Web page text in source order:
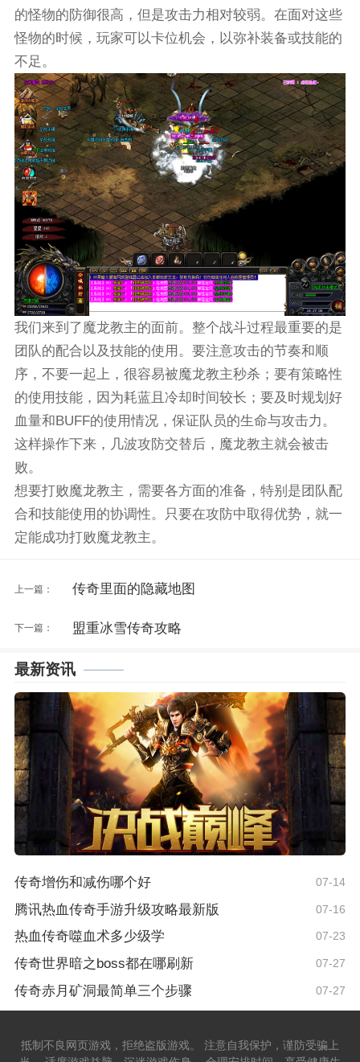
的怪物的防御很高，但是攻击力相对较弱。在面对这些
怪物的时候，玩家可以卡位机会，以弥补装备或技能的
不足。
我们来到了魔龙教主的面前。整个战斗过程最重要的是
团队的配合以及技能的使用。要注意攻击的节奏和顺
序，不要一起上，很容易被魔龙教主秒杀；要有策略性
的使用技能，因为耗蓝且冷却时间较长；要及时规划好
血量和BUFF的使用情况，保证队员的生命与攻击力。
这样操作下来，几波攻防交替后，魔龙教主就会被击
败。
想要打败魔龙教主，需要各方面的准备，特别是团队配
合和技能使用的协调性。只要在攻防中取得优势，就一
定能成功打败魔龙教主。
上一篇： 传奇里面的隐藏地图
下一篇： 盟重冰雪传奇攻略
最新资讯
传奇增伤和减伤哪个好 07-14
腾讯热血传奇手游升级攻略最新版 07-16
热血传奇噬血术多少级学 07-23
传奇世界暗之boss都在哪刷新 07-27
传奇赤月矿洞最简单三个步骤 07-27
抵制不良网页游戏，拒绝盗版游戏。 注意自我保护，谨防受骗上